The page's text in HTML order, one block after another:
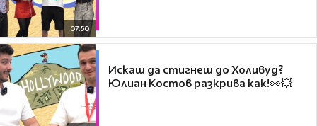
07:50
Искаш да стигнеш до Холивуд?
Юлиан Костов разкрива как!👀💥